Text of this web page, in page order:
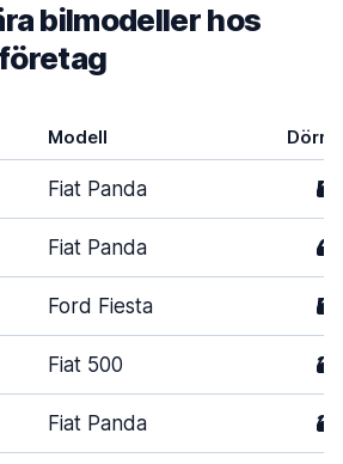
bilmodeller hos
Modell Dörrar
Fiat Panda 5
Fiat Panda 4
Ford Fiesta 5
Fiat 500 3
Fiat Panda 3